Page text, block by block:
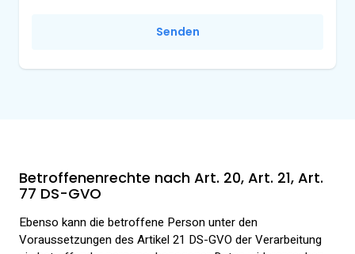
Senden
Betroffenenrechte nach Art. 20, Art. 21, Art.
77 DS-GVO
Ebenso kann die betroffene Person unter den
Voraussetzungen des Artikel 21 DS-GVO der Verarbeitung